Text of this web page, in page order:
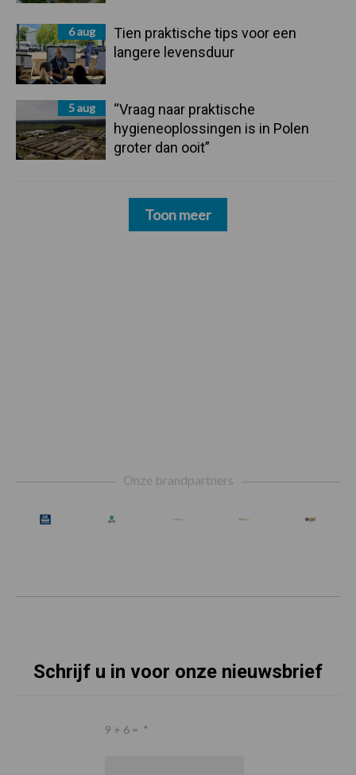
6 aug
Tien praktische tips voor een
langere levensduur
5 aug
“Vraag naar praktische
hygieneoplossingen is in Polen
groter dan ooit”
Toon meer
Onze brandpartners
Schrijf u in voor onze nieuwsbrief
9 + 6 = *